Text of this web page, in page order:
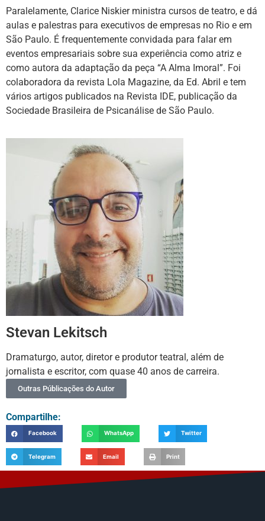
Paralelamente, Clarice Niskier ministra cursos de teatro, e dá
aulas e palestras para executivos de empresas no Rio e em
São Paulo. É frequentemente convidada para falar em
eventos empresariais sobre sua experiência como atriz e
como autora da adaptação da peça “A Alma Imoral”. Foi
colaboradora da revista Lola Magazine, da Ed. Abril e tem
vários artigos publicados na Revista IDE, publicação da
Sociedade Brasileira de Psicanálise de São Paulo.
Stevan Lekitsch
Dramaturgo, autor, diretor e produtor teatral, além de
jornalista e escritor, com quase 40 anos de carreira.
Outras Públicações do Autor
Compartilhe:
Facebook WhatsApp Twitter
Telegram Email Print